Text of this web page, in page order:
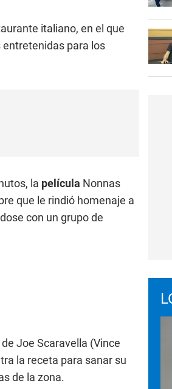
italiano, en el que
entretenidas para los
la película Nonnas
que le rindió homenaje a
con un grupo de
Joe Scaravella (Vince
la receta para sanar su
de la zona.